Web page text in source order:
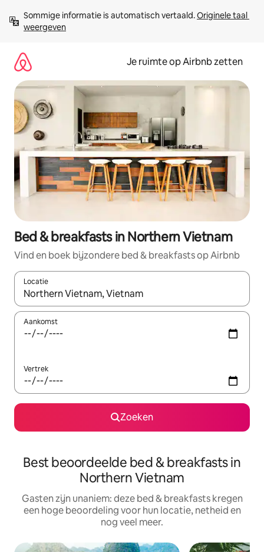
direct
naar
Sommige informatie is automatisch vertaald. Originele taal
weergeven
Je ruimte op Airbnb zetten
Bed & breakfasts in Northern Vietnam
Vind en boek bijzondere bed & breakfasts op Airbnb
Locatie
Wanneer er suggesties beschikbaar zijn, maak je een keuze
Aankomst
Vertrek
Zoeken
Best beoordeelde bed & breakfasts in
Northern Vietnam
Gasten zijn unaniem: deze bed & breakfasts kregen
een hoge beoordeling voor hun locatie, netheid en
nog veel meer.